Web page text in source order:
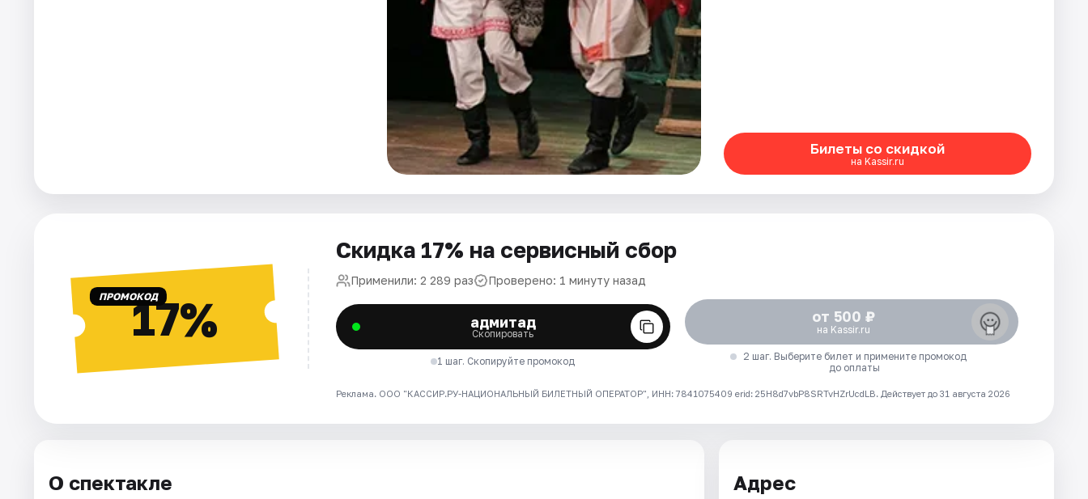
Билеты со скидкой
на Kassir.ru
ПРОМОКОД17%
Скидка 17% на сервисный сбор
Применили: 2 289 раз Проверено: 1 минуту назад
адмитад
Скопировать
1 шаг. Скопируйте промокод
от 500 ₽
на Kassir.ru
2 шаг. Выберите билет и примените промокод
до оплаты
Реклама. ООО "КАССИР.РУ-НАЦИОНАЛЬНЫЙ БИЛЕТНЫЙ ОПЕРАТОР", ИНН: 7841075409 erid: 25H8d7vbP8SRTvHZrUcdLB. Действует до 31 августа 2026
О спектакле Адрес